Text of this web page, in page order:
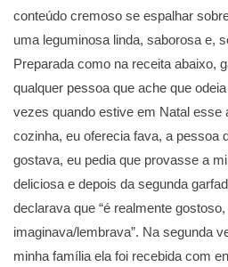
conteúdo cremoso se espalhar
uma leguminosa linda, saborosa e,
Preparada como na receita abaixo,
qualquer pessoa que ache que
vezes quando estive em Natal esse
cozinha, eu oferecia fava, a pessoa
gostava, eu pedia que provasse a
deliciosa e depois da segunda
declarava que “é realmente
imaginava/lembrava”. Na segunda
minha família ela foi recebida com